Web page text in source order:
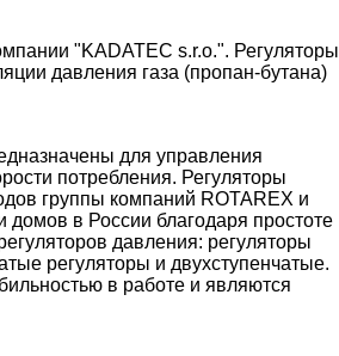
"KADATEC s.r.o.". Регуляторы
давления газа (пропан-бутана)
для управления
потребления. Регуляторы
группы компаний ROTAREX и
в России благодаря простоте
давления: регуляторы
регуляторы и двухступенчатые.
в работе и являются